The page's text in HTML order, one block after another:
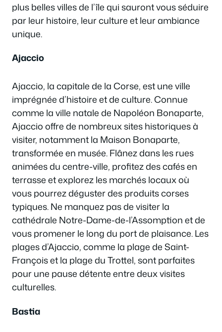
plus belles villes de l’île qui sauront vous séduire
par leur histoire, leur culture et leur ambiance
unique.
Ajaccio
Ajaccio, la capitale de la Corse, est une ville
imprégnée d’histoire et de culture. Connue
comme la ville natale de Napoléon Bonaparte,
Ajaccio offre de nombreux sites historiques à
visiter, notamment la Maison Bonaparte,
transformée en musée. Flânez dans les rues
animées du centre-ville, profitez des cafés en
terrasse et explorez les marchés locaux où
vous pourrez déguster des produits corses
typiques. Ne manquez pas de visiter la
cathédrale Notre-Dame-de-l’Assomption et de
vous promener le long du port de plaisance. Les
plages d’Ajaccio, comme la plage de Saint-
François et la plage du Trottel, sont parfaites
pour une pause détente entre deux visites
culturelles.
Bastia